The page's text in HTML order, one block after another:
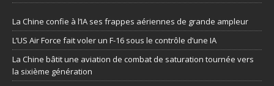
La Chine confie à l’IA ses frappes aériennes de grande ampleur
L’US Air Force fait voler un F-16 sous le contrôle d’une IA
La Chine bâtit une aviation de combat de saturation tournée vers
la sixième génération